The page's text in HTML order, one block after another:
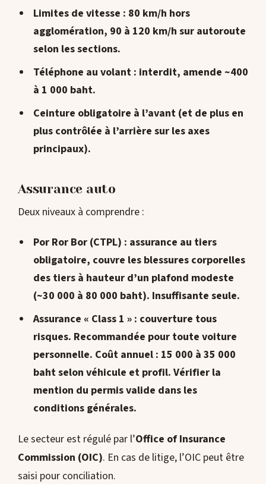
Limites de vitesse : 80 km/h hors
agglomération, 90 à 120 km/h sur autoroute
selon les sections.
Téléphone au volant : interdit, amende ~400
à 1 000 baht.
Ceinture obligatoire à l’avant (et de plus en
plus contrôlée à l’arrière sur les axes
principaux).
Assurance auto
Deux niveaux à comprendre :
Por Ror Bor (CTPL) : assurance au tiers
obligatoire, couvre les blessures corporelles
des tiers à hauteur d’un plafond modeste
(~30 000 à 80 000 baht). Insuffisante seule.
Assurance « Class 1 »: couverture tous
risques. Recommandée pour toute voiture
personnelle. Coût annuel : 15 000 à 35 000
baht selon véhicule et profil. Vérifier la
mention du permis valide dans les
conditions générales.
Le secteur est régulé par l’Office of Insurance
Commission (OIC). En cas de litige, l’OIC peut être
saisi pour conciliation.